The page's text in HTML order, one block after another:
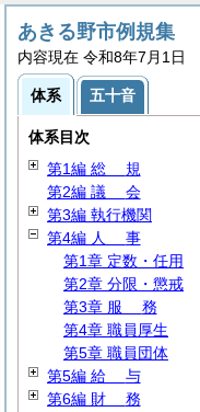
あきる野市例規集
内容現在 令和8年7月1日
体系 五十音
体系目次
第1編 総 規
第2編 議 会
第3編 執行機関
第4編 人 事
第1章 定数・任用
第2章 分限・懲戒
第3章 服 務
第4章 職員厚生
第5章 職員団体
第5編 給 与
第6編 財 務